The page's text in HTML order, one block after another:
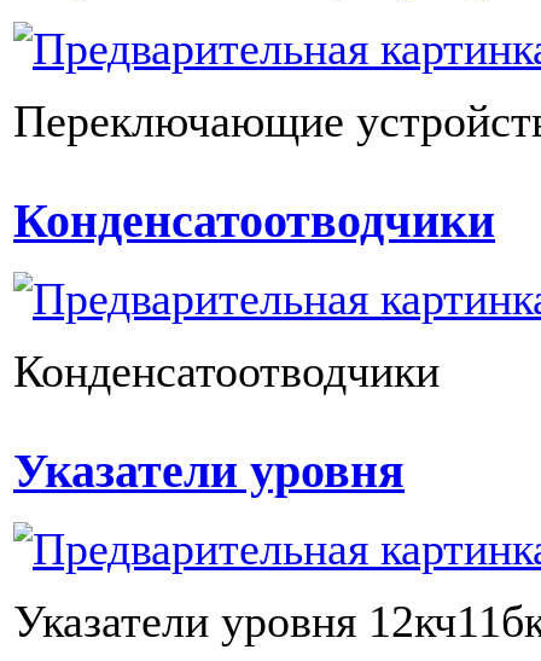
Переключающие
Конденсатоотводчики
Конденсатоотводчики
Указатели уровня
Указатели уровня